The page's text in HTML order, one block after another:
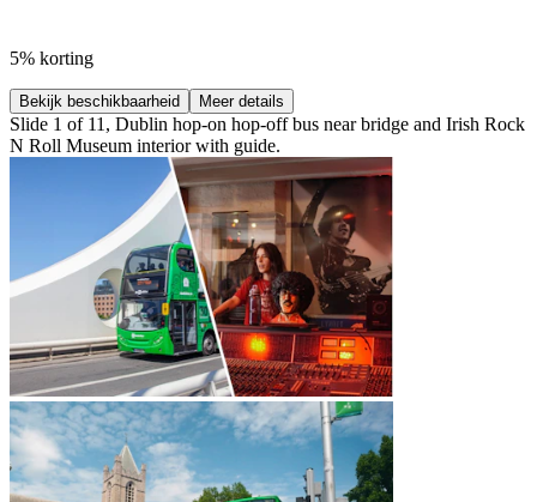
5% korting
Bekijk beschikbaarheid Meer details
Slide 1 of 11, Dublin hop-on hop-off bus near bridge and Irish Rock
N Roll Museum interior with guide.